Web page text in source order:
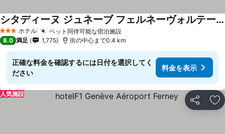
3 ホテルのランク
ホテル ペット同伴可能な宿泊施設
シタディーヌ ジュネーブ フェルネーヴォルテール
8.0 満足 1,775 街の中心まで0.4 km
正確な料金を確認するには日付を選択してく
ださい
料金を表示
シェア お
人気施設